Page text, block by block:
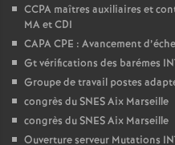
CCPA maîtres auxiliaires et
MA et CDI
CAPA CPE : Avancement
Gt vérifications des barémes
Groupe de travail postes
congrès du SNES Aix Marseille
congrès du SNES Aix Marseille
Ouverture serveur Mutations